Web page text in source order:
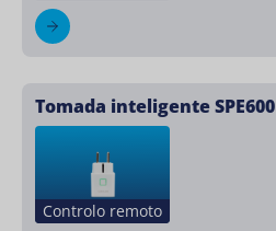
Tomada inteligente SPE600
Controlo remoto